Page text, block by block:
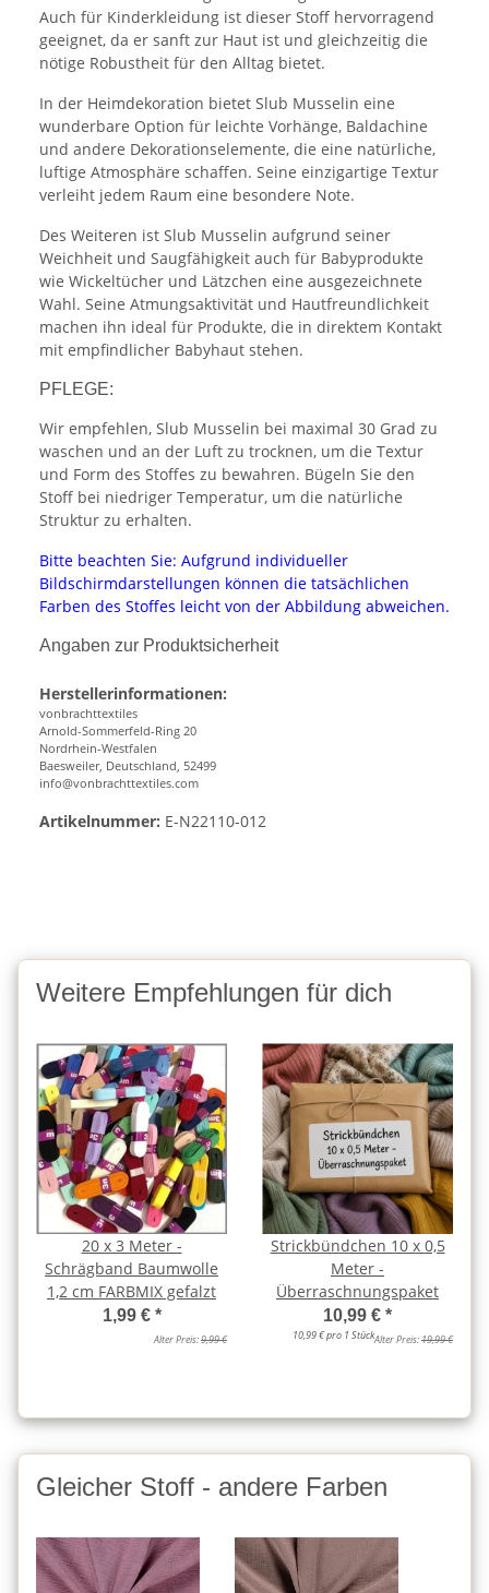
Auch für Kinderkleidung ist dieser Stoff hervorragend
geeignet, da er sanft zur Haut ist und gleichzeitig die
nötige Robustheit für den Alltag bietet.
In der Heimdekoration bietet Slub Musselin eine
wunderbare Option für leichte Vorhänge, Baldachine
und andere Dekorationselemente, die eine natürliche,
luftige Atmosphäre schaffen. Seine einzigartige Textur
verleiht jedem Raum eine besondere Note.
Des Weiteren ist Slub Musselin aufgrund seiner
Weichheit und Saugfähigkeit auch für Babyprodukte
wie Wickeltücher und Lätzchen eine ausgezeichnete
Wahl. Seine Atmungsaktivität und Hautfreundlichkeit
machen ihn ideal für Produkte, die in direktem Kontakt
mit empfindlicher Babyhaut stehen.
PFLEGE:
Wir empfehlen, Slub Musselin bei maximal 30 Grad zu
waschen und an der Luft zu trocknen, um die Textur
und Form des Stoffes zu bewahren. Bügeln Sie den
Stoff bei niedriger Temperatur, um die natürliche
Struktur zu erhalten.
Bitte beachten Sie: Aufgrund individueller
Bildschirmdarstellungen können die tatsächlichen
Farben des Stoffes leicht von der Abbildung abweichen.
Angaben zur Produktsicherheit
Herstellerinformationen:
vonbrachttextiles
Arnold-Sommerfeld-Ring 20
Nordrhein-Westfalen
Baesweiler, Deutschland, 52499
info@vonbrachttextiles.com
Artikelnummer: E-N22110-012
Weitere Empfehlungen für dich
20 x 3 Meter -
Schrägband Baumwolle
1,2 cm FARBMIX gefalzt
1,99 € *
Alter Preis:9,99 €
Strickbündchen 10 x 0,5
Meter -
Überraschnungspaket
10,99 € *
10,99 € pro 1 StückAlter Preis:19,99 €
Gleicher Stoff - andere Farben